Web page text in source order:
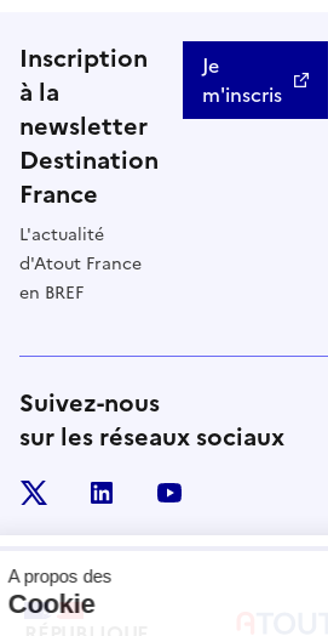
Inscription
à la
newsletter
Destination
France
L'actualité
d'Atout France
en BREF
Je
m'inscris
Suivez-nous
sur les réseaux sociaux
linkedin